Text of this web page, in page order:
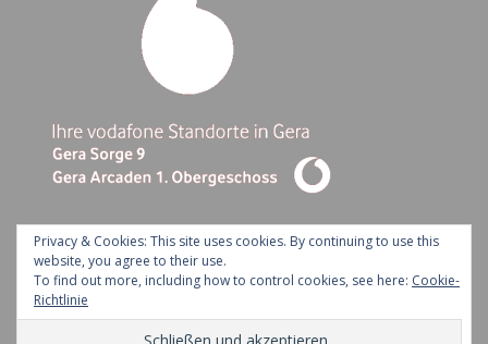
Ashe Theme by Royal-Flush - 2026 ©
Kontakt Impressum Datenschutz
Privacy & Cookies: This site uses cookies. By continuing to use this
website, you agree to their use.
To find out more, including how to control cookies, see here: Cookie-
Richtlinie